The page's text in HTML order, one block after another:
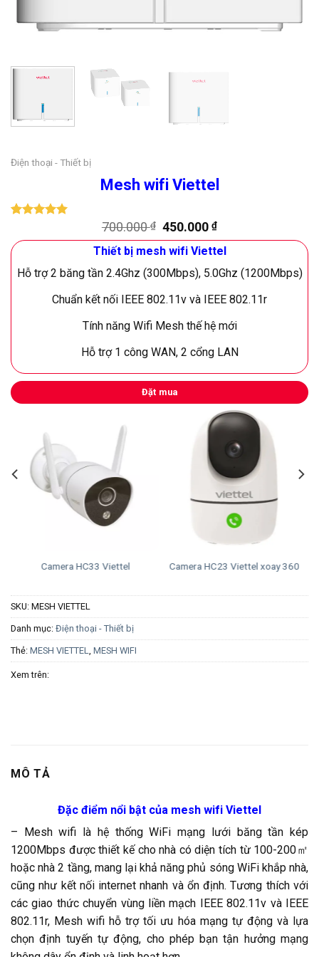
Điện thoại - Thiết bị
Mesh wifi Viettel
đánh giá
700.000₫ Giá
gốc
là:
700.000 ₫.
450.000₫Giá
hiện
tại
450.000 ₫.
Thiết bị mesh wifi Viettel
Hỗ trợ 2 băng tần 2.4Ghz (300Mbps), 5.0Ghz (1200Mbps)
Chuẩn kết nối IEEE 802.11v và IEEE 802.11r
Tính năng Wifi Mesh thế hệ mới
Hỗ trợ 1 công WAN, 2 cổng LAN
Đặt mua
Camera HC33 Viettel Camera HC23 Viettel xoay 360
SKU: MESH VIETTEL
Danh mục: Điện thoại - Thiết bị
Thẻ: MESH VIETTEL, MESH WIFI
Xem trên:
MÔ TẢ
Đặc điểm nổi bật của mesh wifi Viettel
– Mesh wifi là hệ thống WiFi mạng lưới băng tần kép
1200Mbps được thiết kế cho nhà có diện tích từ 100-200㎡
hoặc nhà 2 tầng, mang lại khả năng phủ sóng WiFi khắp nhà,
cũng như kết nối internet nhanh và ổn định. Tương thích với
các giao thức chuyển vùng liền mạch IEEE 802.11v và IEEE
802.11r, Mesh wifi hỗ trợ tối ưu hóa mạng tự động và lựa
chọn định tuyến tự động, cho phép bạn tận hưởng mạng